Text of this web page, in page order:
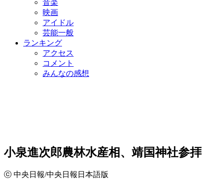
音楽
映画
アイドル
芸能一般
ランキング
アクセス
コメント
みんなの感想
小泉進次郎農林水産相、靖国神社参拝
ⓒ 中央日報/中央日報日本語版